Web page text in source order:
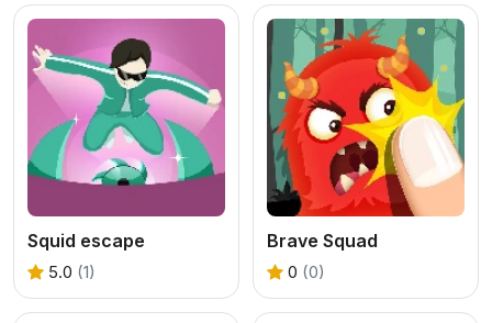
Squid escape
5.0 (1)
Brave Squad
0 (0)